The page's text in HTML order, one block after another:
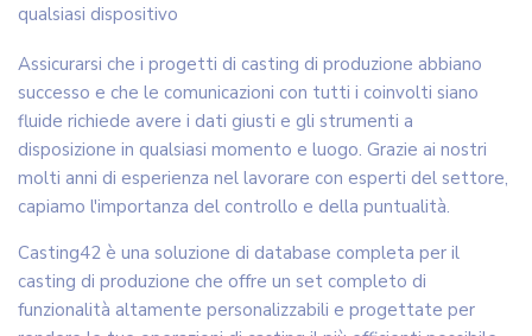
qualsiasi dispositivo
Assicurarsi che i progetti di casting di produzione abbiano
successo e che le comunicazioni con tutti i coinvolti siano
fluide richiede avere i dati giusti e gli strumenti a
disposizione in qualsiasi momento e luogo. Grazie ai nostri
molti anni di esperienza nel lavorare con esperti del settore,
capiamo l'importanza del controllo e della puntualità.
Casting42 è una soluzione di database completa per il
casting di produzione che offre un set completo di
funzionalità altamente personalizzabili e progettate per